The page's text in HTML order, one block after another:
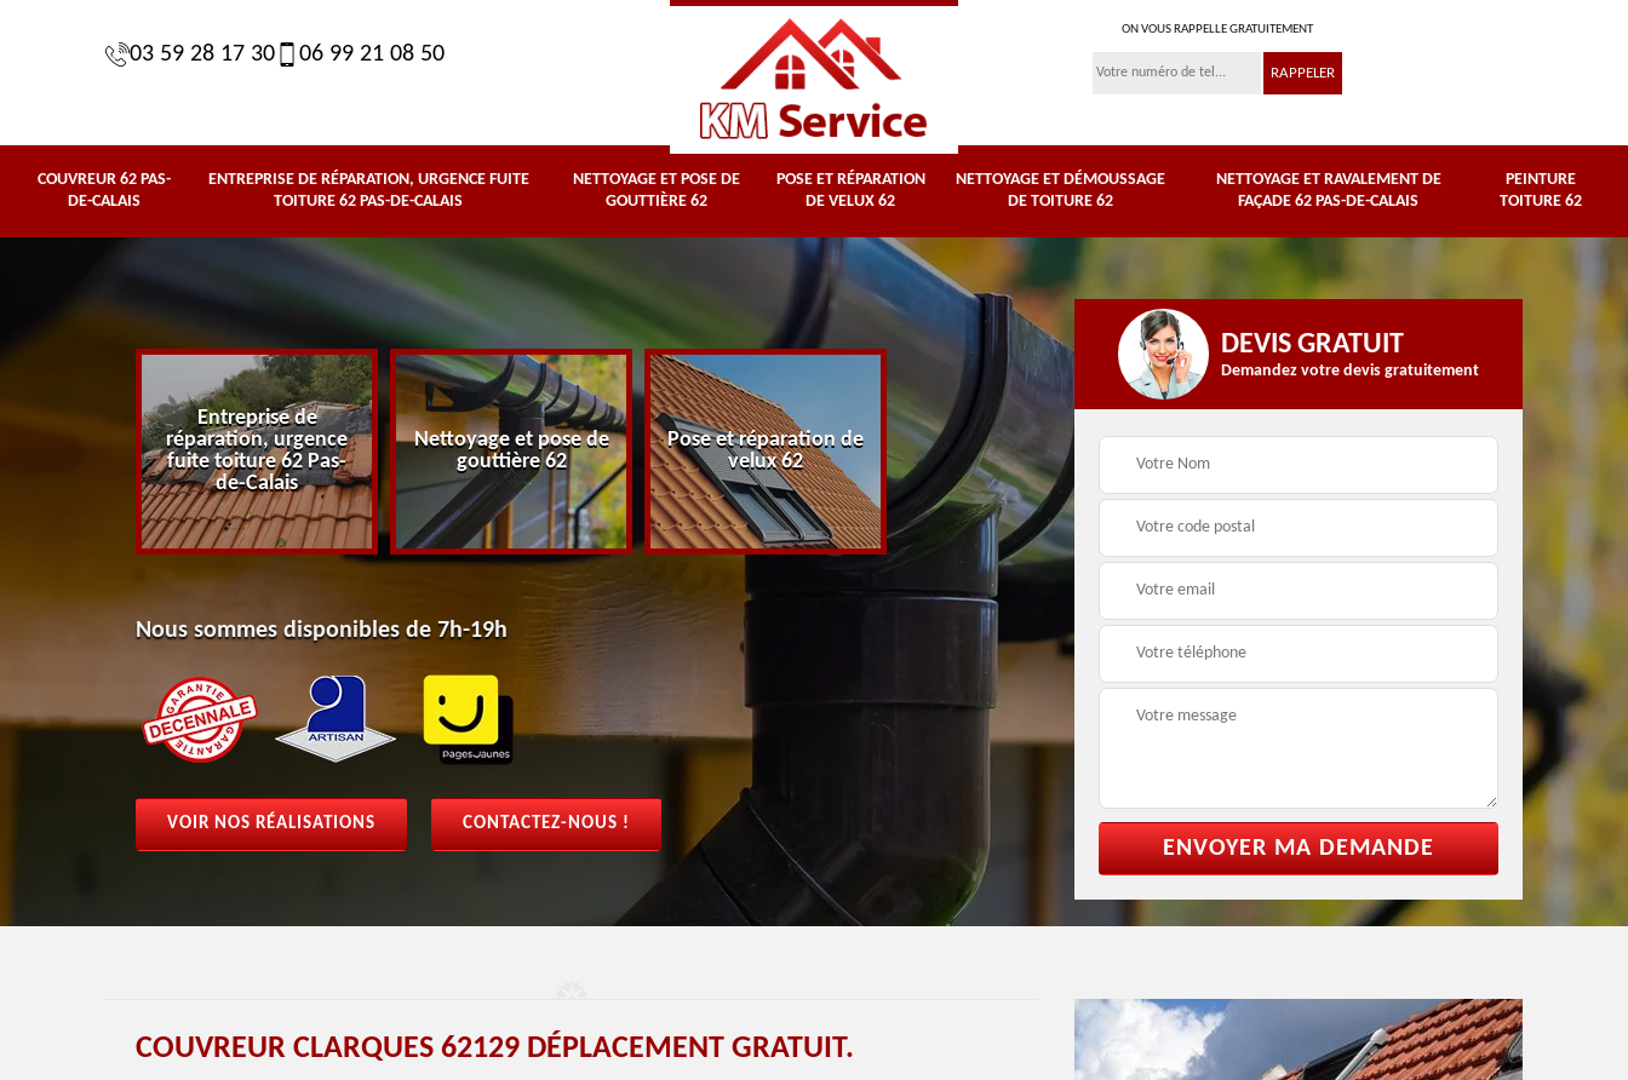
03 59 28 17 30 06 99 21 08 50
ON VOUS RAPPELLE GRATUITEMENT
COUVREUR 62 PAS-
DE-CALAIS
ENTREPRISE DE RÉPARATION, URGENCE FUITE
TOITURE 62 PAS-DE-CALAIS
NETTOYAGE ET POSE DE
GOUTTIÈRE 62
POSE ET RÉPARATION
DE VELUX 62
NETTOYAGE ET DÉMOUSSAGE
DE TOITURE 62
NETTOYAGE ET RAVALEMENT DE
FAÇADE 62 PAS-DE-CALAIS
PEINTURE
TOITURE 62
Entreprise de
réparation, urgence
fuite toiture 62 Pas-
de-Calais
Nettoyage et pose de
gouttière 62
Pose et réparation de
velux 62
Nettoyage et
démoussage de
toiture 62
62 Pas-de-Calais
Nous sommes disponibles de 7h-19h
VOIR NOS RÉALISATIONS CONTACTEZ-NOUS !
DEVIS GRATUIT
Demandez votre devis gratuitement
COUVREUR CLARQUES 62129 DÉPLACEMENT GRATUIT.